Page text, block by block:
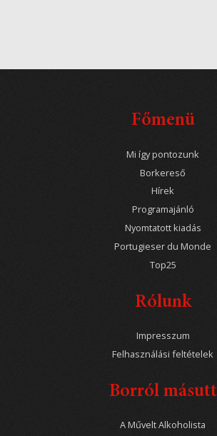
Főmenü
Mi így pontozunk
Borkereső
Hírek
Programajánló
Nyomtatott kiadás
Portugieser du Monde
Top25
Rólunk
Impresszum
Felhasználási feltételek
Borról másutt
A Művelt Alkoholista